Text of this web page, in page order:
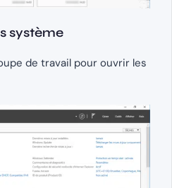
système
de travail pour ouvrir les